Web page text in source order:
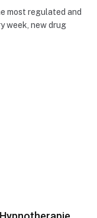
most regulated and
week, new drug